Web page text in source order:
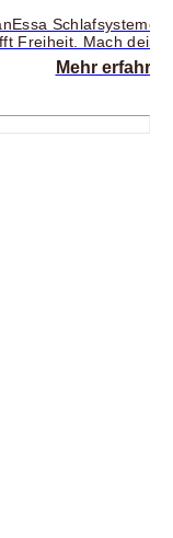
Schlafsysteme
Freiheit. Mach
zum
Unsere
Modellen und
Mehr erfahren